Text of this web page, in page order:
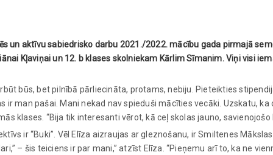
un aktīvu sabiedrisko darbu 2021./2022. mācību gada pirmajā
Kļaviņai un 12. b klases skolniekam Kārlim Sīmanim. Viņi visi
būs, bet pilnībā pārliecināta, protams, nebiju. Pieteikties
man pašai. Mani nekad nav spieduši mācīties vecāki. Uzskatu,
klases. “Bija tik interesanti vērot, kā ceļ skolas jauno,
ir “Buki”. Vēl Elīza aizraujas ar gleznošanu, ir Smiltenes
– šis teiciens ir par mani,” atzīst Elīza. “Pieņemu arī to, ka ne